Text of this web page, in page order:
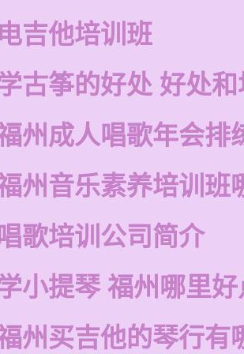
电吉他培训班
古筝的好处 好处
州成人唱歌年会排
州音乐素养培训班
歌培训公司简介
小提琴 福州哪里好
州买吉他的琴行有